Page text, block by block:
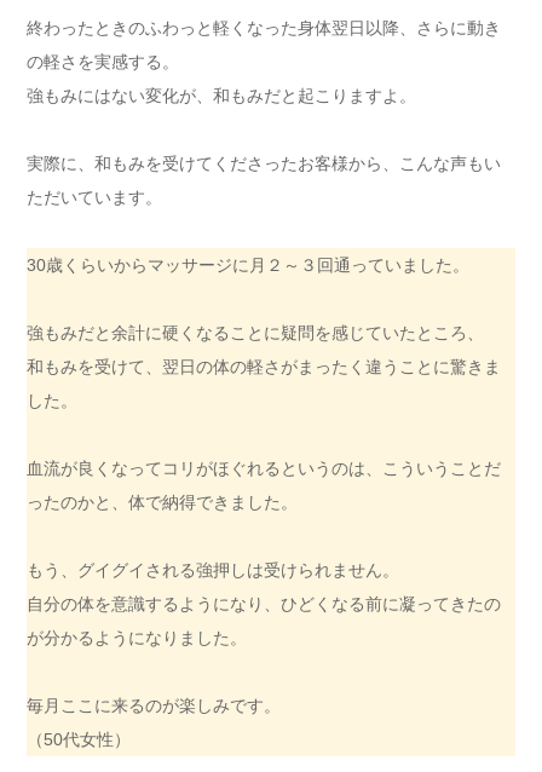
終わったときのふわっと軽くなった身体翌日以降、さらに動き
の軽さを実感する。
強もみにはない変化が、和もみだと起こりますよ。
実際に、和もみを受けてくださったお客様から、こんな声もい
ただいています。
30歳くらいからマッサージに月２～３回通っていました。
強もみだと余計に硬くなることに疑問を感じていたところ、
和もみを受けて、翌日の体の軽さがまったく違うことに驚きま
した。
血流が良くなってコリがほぐれるというのは、こういうことだ
ったのかと、体で納得できました。
もう、グイグイされる強押しは受けられません。
自分の体を意識するようになり、ひどくなる前に凝ってきたの
が分かるようになりました。
毎月ここに来るのが楽しみです。
（50代女性）